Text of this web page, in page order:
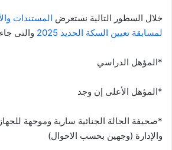
خلال السطور التالية نستعرض المستندات
لمسابقة تعيين السكة الحديد 2025
والتى
*المؤهل الدراسي
*المؤهل الأعلى إن وجد
*صحيفة الحالة الجنائية سارية وموجهة
والإدارة (وجهين بحسب الاحوال)